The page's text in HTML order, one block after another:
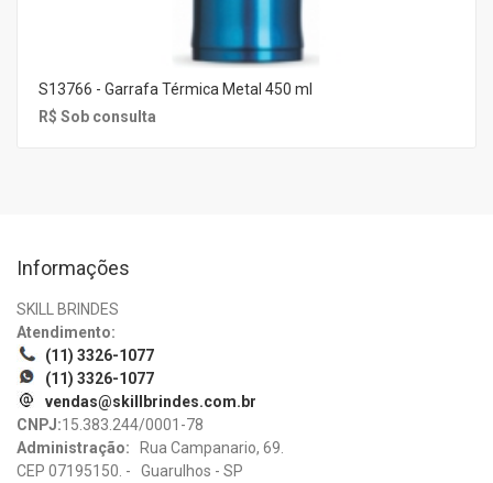
S13766 - Garrafa Térmica Metal 450 ml
R$ Sob consulta
Informações
SKILL BRINDES
Atendimento:
(11) 3326-1077
(11) 3326-1077
vendas@skillbrindes.com.br
CNPJ:15.383.244/0001-78
Administração: Rua Campanario, 69.
CEP 07195150. - Guarulhos - SP